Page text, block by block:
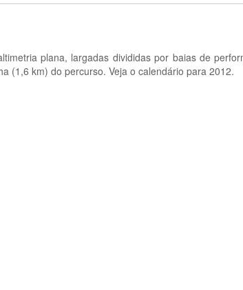
plana, largadas divididas por baias de
(1,6 km) do percurso. Veja o calendário para 2012.